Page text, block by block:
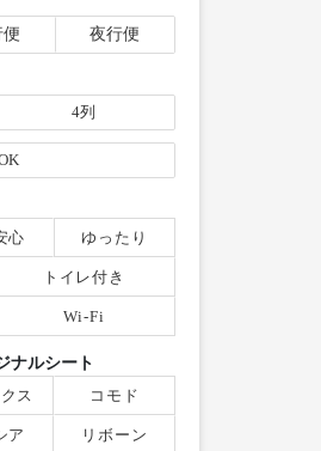
便 夜行便
4列
心 ゆったり
トイレ付き
Wi-Fi
ナルシート
ス コモド
ア リボーン